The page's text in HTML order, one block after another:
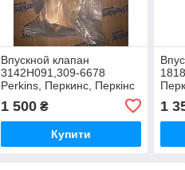
Впускной клапан
3142H091,309-6678
Perkins, Перкинс, Перкінс
1 500₴
Купити
1